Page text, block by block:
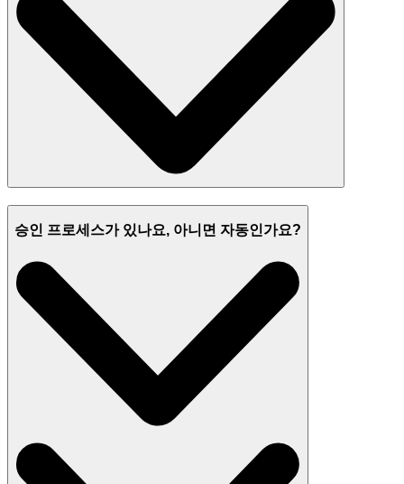
승인 프로세스가 있나요, 아니면 자동인가요?